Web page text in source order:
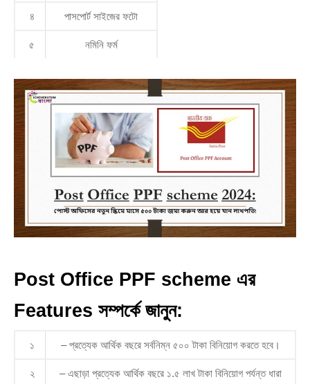
৪ পাসপোর্ট সাইজের ফটো
৫ নমিনি ফর্ম
Post Office PPF scheme এর
Features সম্পর্কে জানুন:
১ – প্রত্যেক আর্থিক বছরে সর্বনিম্ন ৫০০ টাকা বিনিয়োগ করতে হবে।
২
– এছাড়া প্রত্যেক আর্থিক বছরে ১.৫ লাখ টাকা বিনিয়োগ পর্যন্ত ধারা